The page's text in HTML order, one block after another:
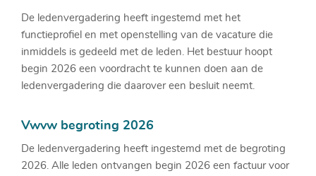
De ledenvergadering heeft ingestemd met het
functieprofiel en met openstelling van de vacature die
inmiddels is gedeeld met de leden. Het bestuur hoopt
begin 2026 een voordracht te kunnen doen aan de
ledenvergadering die daarover een besluit neemt.
Vwvw begroting 2026
De ledenvergadering heeft ingestemd met de begroting
2026. Alle leden ontvangen begin 2026 een factuur voor